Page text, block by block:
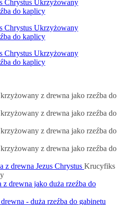
z drewna Jezus Chrystus Krucyfiks
- duża rzeźba do gabinetu